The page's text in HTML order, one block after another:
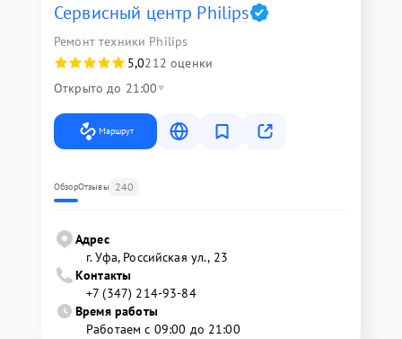
Сервисный центр Philips
Ремонт техники Philips
5,0212 оценки
Открыто до 21:00
Маршрут
ОбзорОтзывы 240
Адрес
г. Уфа, Российская ул., 23
Контакты
+7 (347) 214-93-84
Время работы
Работаем с 09:00 до 21:00